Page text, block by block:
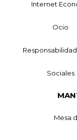
Internet
Ocio
Sociales
Mesa